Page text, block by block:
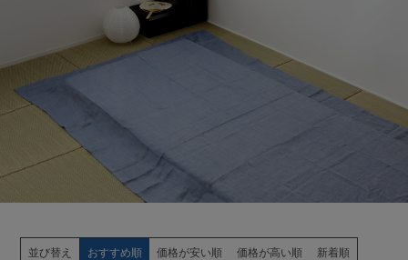
並び替え おすすめ順 価格が安い順 価格が高い順 新着順